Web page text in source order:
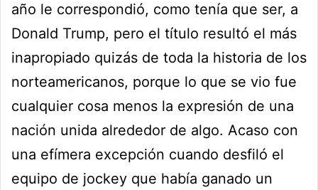
año le correspondió, como tenía que ser, a
Donald Trump, pero el título resultó el más
inapropiado quizás de toda la historia de los
norteamericanos, porque lo que se vio fue
cualquier cosa menos la expresión de una
nación unida alrededor de algo. Acaso con
una efímera excepción cuando desfiló el
equipo de jockey que había ganado un